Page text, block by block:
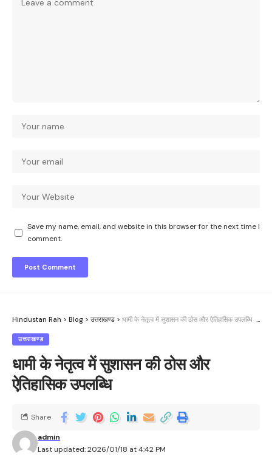
Save my name, email, and website in this browser for the next time I
comment.
Hindustan Rah > Blog > उत्तराखण्ड > धामी के नेतृत्व में सुशासन की ठोस और ऐतिहासिक उपलब्धि
उत्तराखण्ड
धामी के नेतृत्व में सुशासन की ठोस और
ऐतिहासिक उपलब्धि
Last updated: 2026/01/18 at 4:42 PM
admin
Share